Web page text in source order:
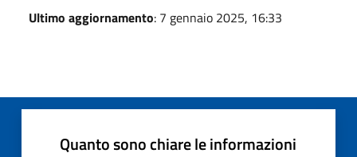
Ultimo aggiornamento: 7 gennaio 2025, 16:33
Quanto sono chiare le informazioni